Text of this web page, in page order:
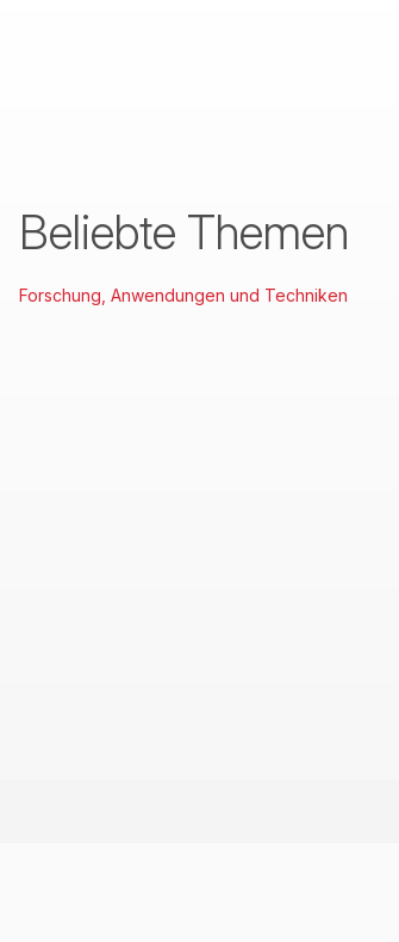
Beliebte Themen
Forschung, Anwendungen und Techniken